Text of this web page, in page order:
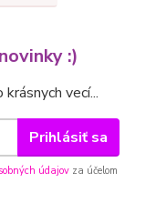
:)
vecí...
Prihlásiť sa
údajov za účelom